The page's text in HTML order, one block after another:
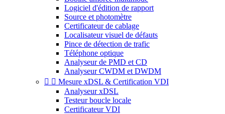
Logiciel d'édition de rapport
Source et photomètre
Certificateur de cablage
Localisateur visuel de défauts
Pince de détection de trafic
Téléphone optique
Analyseur de PMD et CD
Analyseur CWDM et DWDM
  Mesure xDSL & Certification VDI
Analyseur xDSL
Testeur boucle locale
Certificateur VDI